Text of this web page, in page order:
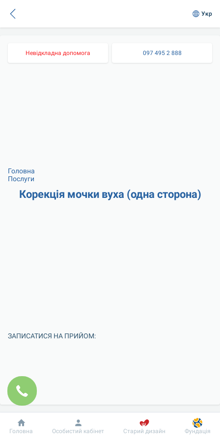
Укр
Невідкладна допомога 097 495 2 888
Головна
Послуги
Корекція мочки вуха (одна сторона)
ЗАПИСАТИСЯ НА ПРИЙОМ:
Добробут Інформація Пацієнту
Головна Особистий кабінет Старий дизайн Фундація